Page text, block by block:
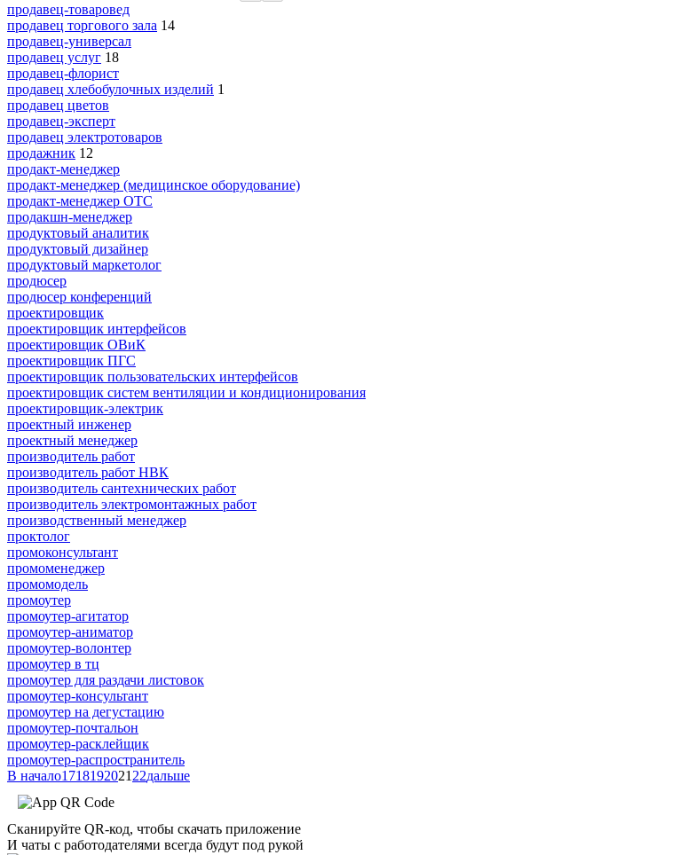
продавец-товаровед
продавец торгового зала 14
продавец-универсал
продавец услуг 18
продавец-флорист
продавец хлебобулочных изделий 1
продавец цветов
продавец-эксперт
продавец электротоваров
продажник 12
продакт-менеджер
продакт-менеджер (медицинское оборудование)
продакт-менеджер ОТС
продакшн-менеджер
продуктовый аналитик
продуктовый дизайнер
продуктовый маркетолог
продюсер
продюсер конференций
проектировщик
проектировщик интерфейсов
проектировщик ОВиК
проектировщик ПГС
проектировщик пользовательских интерфейсов
проектировщик систем вентиляции и кондиционирования
проектировщик-электрик
проектный инженер
проектный менеджер
производитель работ
производитель работ НВК
производитель сантехнических работ
производитель электромонтажных работ
производственный менеджер
проктолог
промоконсультант
промоменеджер
промомодель
промоутер
промоутер-агитатор
промоутер-аниматор
промоутер-волонтер
промоутер в тц
промоутер для раздачи листовок
промоутер-консультант
промоутер на дегустацию
промоутер-почтальон
промоутер-расклейщик
промоутер-распространитель
В начало1718192021 22дальше
Сканируйте QR-код, чтобы скачать приложение
И чаты с работодателями всегда будут под рукой